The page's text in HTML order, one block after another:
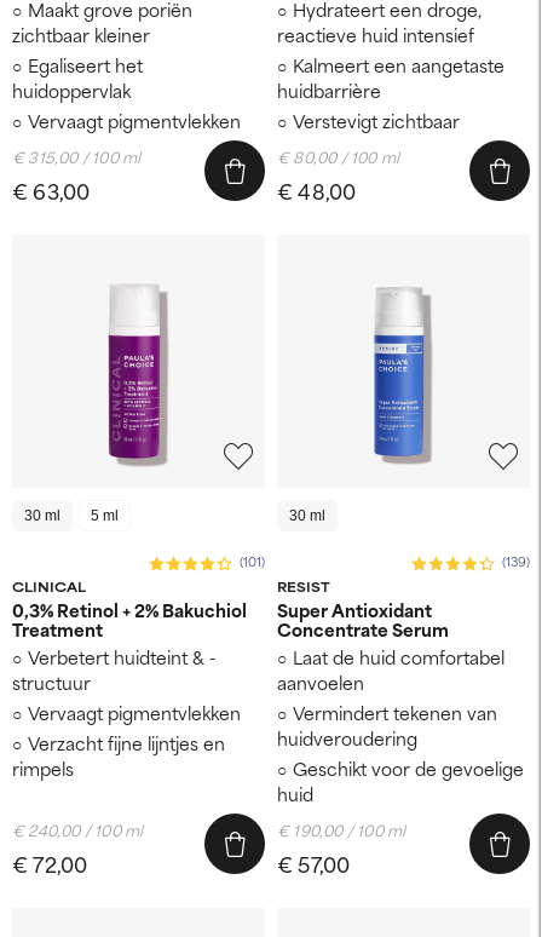
Maakt grove poriën
zichtbaar kleiner
Egaliseert het
huidoppervlak
Vervaagt pigmentvlekken
€ 63,00
€ 315,00 / 100 ml
Hydrateert een droge,
reactieve huid intensief
Kalmeert een aangetaste
huidbarrière
Verstevigt zichtbaar
€ 48,00
€ 80,00 / 100 ml
30 ml 5 ml
CLINICAL
(101)
0,3% Retinol + 2% Bakuchiol
Treatment
Verbetert huidteint & -
structuur
Vervaagt pigmentvlekken
Verzacht fijne lijntjes en
rimpels
€ 72,00
€ 240,00 / 100 ml
30 ml
RESIST
(139)
Super Antioxidant
Concentrate Serum
Laat de huid comfortabel
aanvoelen
Vermindert tekenen van
huidveroudering
Geschikt voor de gevoelige
huid
€ 57,00
€ 190,00 / 100 ml